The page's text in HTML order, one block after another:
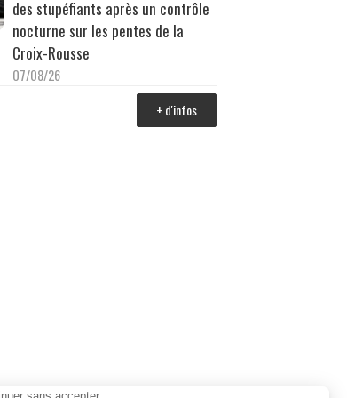
des stupéfiants après un contrôle
nocturne sur les pentes de la
Croix-Rousse
07/08/26
+ d'infos